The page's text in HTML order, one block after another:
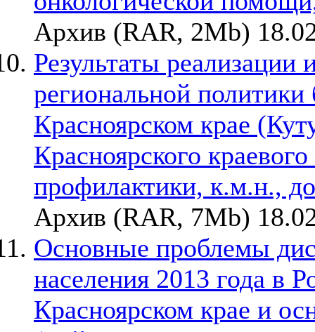
Архив (RAR, 2Mb)
Результаты реализации
региональной
Красноярском крае
Красноярского
профилактики, к.м.н.,
Архив (RAR, 7Mb)
Основные проблемы
населения 2013 года в
Красноярском крае и